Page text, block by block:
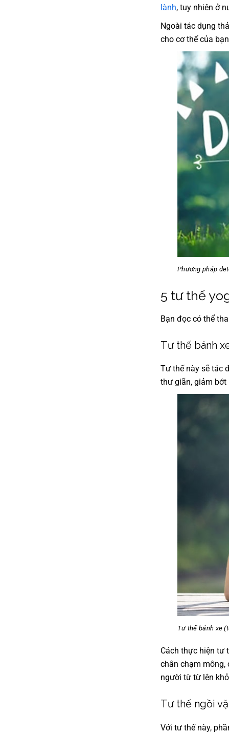
lành, tuy nhiên ở
Ngoài tác dụng
cho cơ thể của
Phương pháp
5 tư thế
Bạn đọc có thể
Tư thế bánh
Tư thế này sẽ tác
thư giãn, giảm bớt
Tư thế bánh xe
Cách thực hiện tư
chân chạm mông,
người từ từ lên
Tư thế ngồi
Với tư thế này,